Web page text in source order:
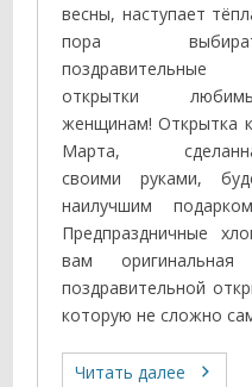
весны, наступает
пора
поздравительные
открытки
женщинам! Открытка
Марта,
своими руками,
наилучшим
Предпраздничные
вам
поздравительной
которую не сложно
Читать далее